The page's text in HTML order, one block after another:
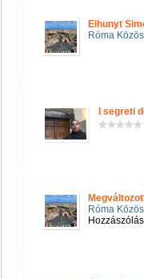
Elhunyt
Róma
I segreti
Róma